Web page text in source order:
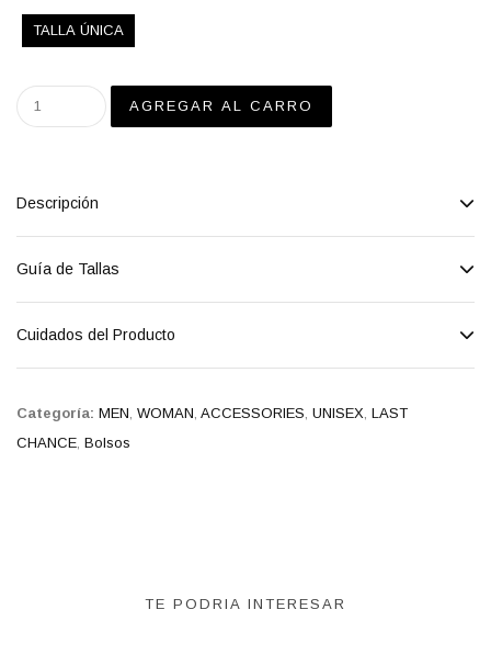
TALLA ÚNICA
Descripción
Guía de Tallas
Cuidados del Producto
Categoría: MEN WOMAN ACCESSORIES UNISEX LAST
CHANCE Bolsos
TE PODRIA INTERESAR